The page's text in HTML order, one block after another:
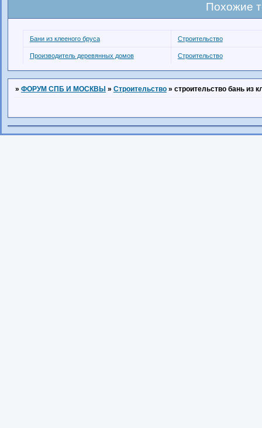
Похожие
Бани из клееного бруса Строительство
Производитель деревянных домов Строительство
» ФОРУМ СПБ И МОСКВЫ » Строительство » строительство бань из